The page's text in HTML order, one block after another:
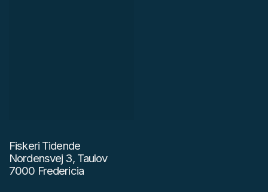
Fiskeri Tidende
Nordensvej 3, Taulov
7000 Fredericia